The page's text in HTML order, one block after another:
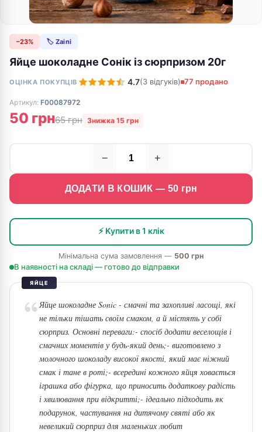
−23% 🏷 Zaini
Яйце шоколадне Сонік із сюрпризом 20г
ОЦІНКА ПОКУПЦІВ 4.7(3 відгуків) 77 продано
Артикул: F00087972
50 грн65 грн Знижка 15 грн
− +
ДОДАТИ В КОШИК — 50 грн
⚡ Купити в 1 клік
Мінімальна сума замовлення — 500 грн
В наявності на складі — готово до відправки
ЯЙЦЕ
Яйце шоколадне Sonic - смачні та захопливі ласощі, які
не тільки тішать своїм смаком, а й містять у собі
сюрприз. Основні переваги:- спосіб додати веселощів і
смачних моментів у будь-який день;- виготовлено з
молочного шоколаду високої якості, який має ніжний
смак і тане в роті;- всередині кожного яйця ховається
іграшка або фігурка, що приносить додаткову радість
і хвилювання при відкритті;- ідеально підходить як
подарунок, частування на дитячому святі або як
невеликий сюрприз для маленьких любит